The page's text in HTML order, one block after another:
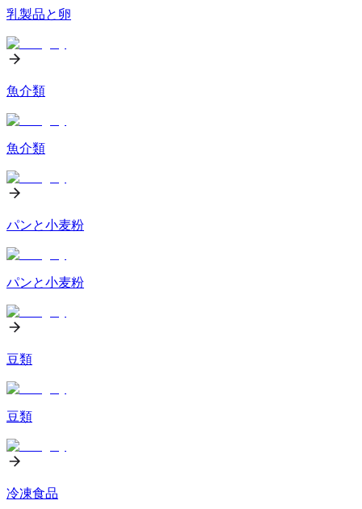
乳製品と卵
魚介類
魚介類
パンと小麦粉
パンと小麦粉
豆類
豆類
冷凍食品